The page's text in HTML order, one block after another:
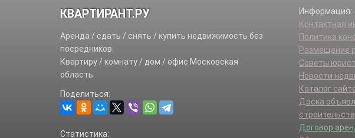
КВАРТИРАНТ.РУ
Аренда / сдать / снять / купить недвижимость без
посредников.
Квартиру / комнату / дом / офис Московская
область
Поделиться:
Статистика:
Информация:
Контактная
Политика
Размещение
Советы
Новости
Каталог
Доска
Договор